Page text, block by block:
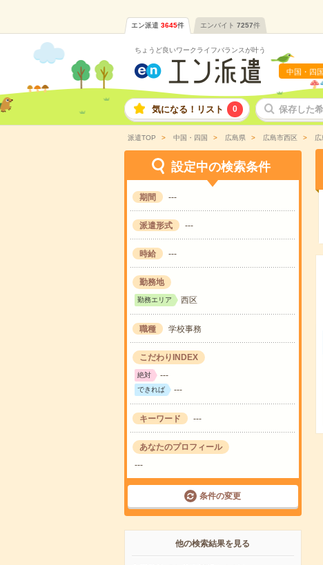
エン派遣 3645件 エンバイト 7257件
ちょうど良いワークライフバランスが叶う
中国・四
気になる！リスト 0 保存した
派遣TOP 中国・四国 広島県 広島市西区
設定中の検索条件
期間 ---
派遣形式 ---
時給 ---
勤務地
勤務エリア 西区
職種 学校事務
こだわりINDEX
絶対 ---
できれば ---
キーワード ---
あなたのプロフィール
---
条件の変更
他の検索結果を見る